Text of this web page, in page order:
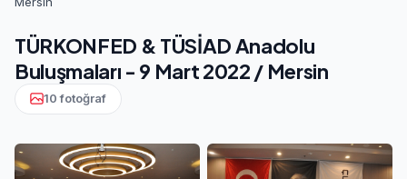
TÜRKONFED & TÜSİAD Anadolu
Buluşmaları - 9 Mart 2022 / Mersin
10 fotoğraf